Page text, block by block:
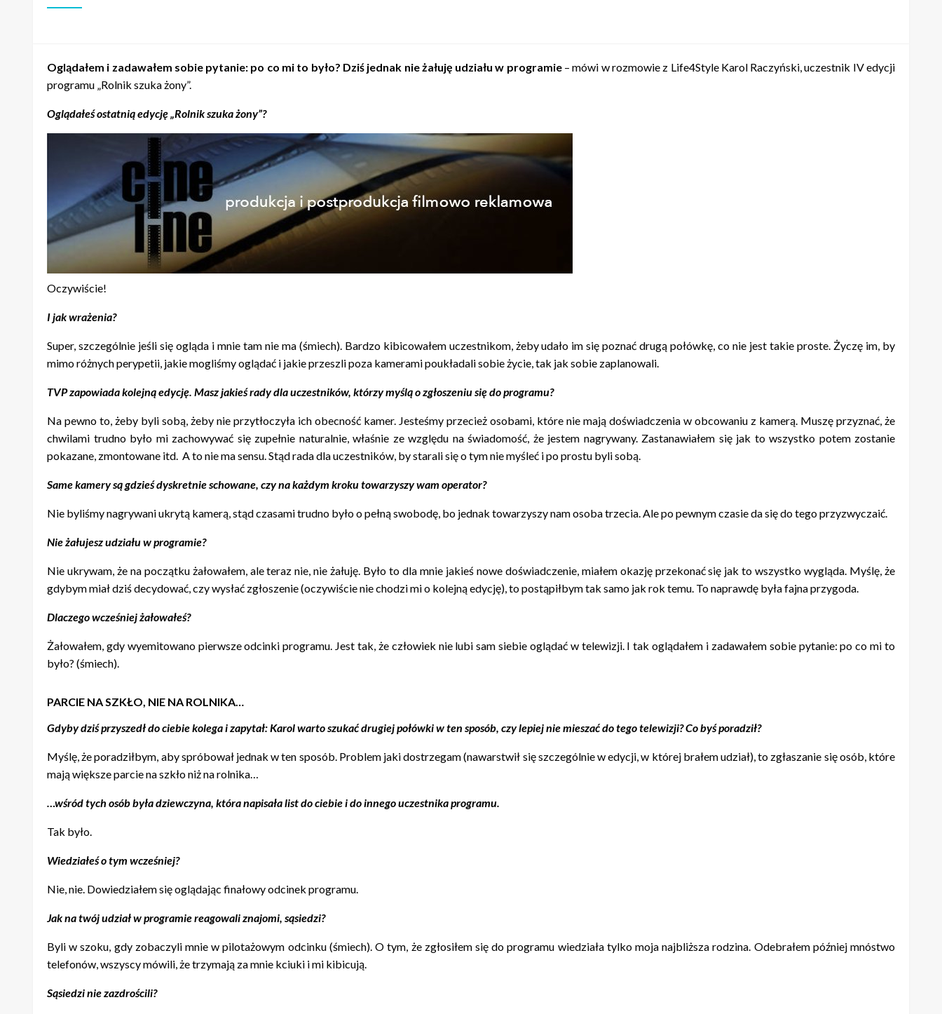
Oglądałem i zadawałem sobie pytanie: po co mi to było? Dziś jednak nie żałuję udziału w programie– mówi w rozmowie z Life4Style Karol Raczyński, uczestnik IV edycji
programu „Rolnik szuka żony”.
Oglądałeś ostatnią edycję „Rolnik szuka żony”?
Oczywiście!
I jak wrażenia?
Super, szczególnie jeśli się ogląda i mnie tam nie ma (śmiech). Bardzo kibicowałem uczestnikom, żeby udało im się poznać drugą połówkę, co nie jest takie proste. Życzę im, by
mimo różnych perypetii, jakie mogliśmy oglądać i jakie przeszli poza kamerami poukładali sobie życie, tak jak sobie zaplanowali.
TVP zapowiada kolejną edycję. Masz jakieś rady dla uczestników, którzy myślą o zgłoszeniu się do programu?
Na pewno to, żeby byli sobą, żeby nie przytłoczyła ich obecność kamer. Jesteśmy przecież osobami, które nie mają doświadczenia w obcowaniu z kamerą. Muszę przyznać, że
chwilami trudno było mi zachowywać się zupełnie naturalnie, właśnie ze względu na świadomość, że jestem nagrywany. Zastanawiałem się jak to wszystko potem zostanie
pokazane, zmontowane itd. A to nie ma sensu. Stąd rada dla uczestników, by starali się o tym nie myśleć i po prostu byli sobą.
Same kamery są gdzieś dyskretnie schowane, czy na każdym kroku towarzyszy wam operator?
Nie byliśmy nagrywani ukrytą kamerą, stąd czasami trudno było o pełną swobodę, bo jednak towarzyszy nam osoba trzecia. Ale po pewnym czasie da się do tego przyzwyczaić.
Nie żałujesz udziału w programie?
Nie ukrywam, że na początku żałowałem, ale teraz nie, nie żałuję. Było to dla mnie jakieś nowe doświadczenie, miałem okazję przekonać się jak to wszystko wygląda. Myślę, że
gdybym miał dziś decydować, czy wysłać zgłoszenie (oczywiście nie chodzi mi o kolejną edycję), to postąpiłbym tak samo jak rok temu. To naprawdę była fajna przygoda.
Dlaczego wcześniej żałowałeś?
Żałowałem, gdy wyemitowano pierwsze odcinki programu. Jest tak, że człowiek nie lubi sam siebie oglądać w telewizji. I tak oglądałem i zadawałem sobie pytanie: po co mi to
było? (śmiech).
PARCIE NA SZKŁO, NIE NA ROLNIKA…
Gdyby dziś przyszedł do ciebie kolega i zapytał: Karol warto szukać drugiej połówki w ten sposób, czy lepiej nie mieszać do tego telewizji? Co byś poradził?
Myślę, że poradziłbym, aby spróbował jednak w ten sposób. Problem jaki dostrzegam (nawarstwił się szczególnie w edycji, w której brałem udział), to zgłaszanie się osób, które
mają większe parcie na szkło niż na rolnika…
…wśród tych osób była dziewczyna, która napisała list do ciebie i do innego uczestnika programu.
Tak było.
Wiedziałeś o tym wcześniej?
Nie, nie. Dowiedziałem się oglądając finałowy odcinek programu.
Jak na twój udział w programie reagowali znajomi, sąsiedzi?
Byli w szoku, gdy zobaczyli mnie w pilotażowym odcinku (śmiech). O tym, że zgłosiłem się do programu wiedziała tylko moja najbliższa rodzina. Odebrałem później mnóstwo
telefonów, wszyscy mówili, że trzymają za mnie kciuki i mi kibicują.
Sąsiedzi nie zazdrościli?